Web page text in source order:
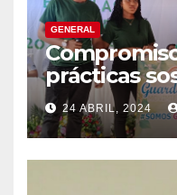
GENERAL
prácticas
conciencia
24 ABRIL, 2024